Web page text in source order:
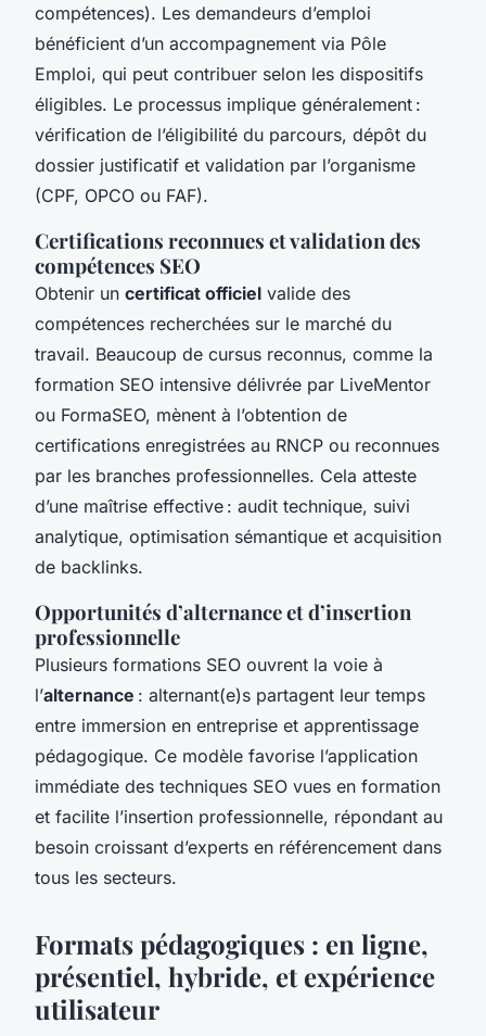
compétences). Les demandeurs d’emploi
bénéficient d’un accompagnement via Pôle
Emploi, qui peut contribuer selon les dispositifs
éligibles. Le processus implique généralement :
vérification de l’éligibilité du parcours, dépôt du
dossier justificatif et validation par l’organisme
(CPF, OPCO ou FAF).
Certifications reconnues et validation des
compétences SEO
Obtenir un certificat officiel valide des
compétences recherchées sur le marché du
travail. Beaucoup de cursus reconnus, comme la
formation SEO intensive délivrée par LiveMentor
ou FormaSEO, mènent à l’obtention de
certifications enregistrées au RNCP ou reconnues
par les branches professionnelles. Cela atteste
d’une maîtrise effective : audit technique, suivi
analytique, optimisation sémantique et acquisition
de backlinks.
Opportunités d’alternance et d’insertion
professionnelle
Plusieurs formations SEO ouvrent la voie à
l’alternance : alternant(e)s partagent leur temps
entre immersion en entreprise et apprentissage
pédagogique. Ce modèle favorise l’application
immédiate des techniques SEO vues en formation
et facilite l’insertion professionnelle, répondant au
besoin croissant d’experts en référencement dans
tous les secteurs.
Formats pédagogiques : en ligne,
présentiel, hybride, et expérience
utilisateur